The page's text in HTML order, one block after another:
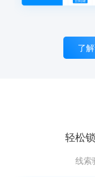
了
轻松
线索